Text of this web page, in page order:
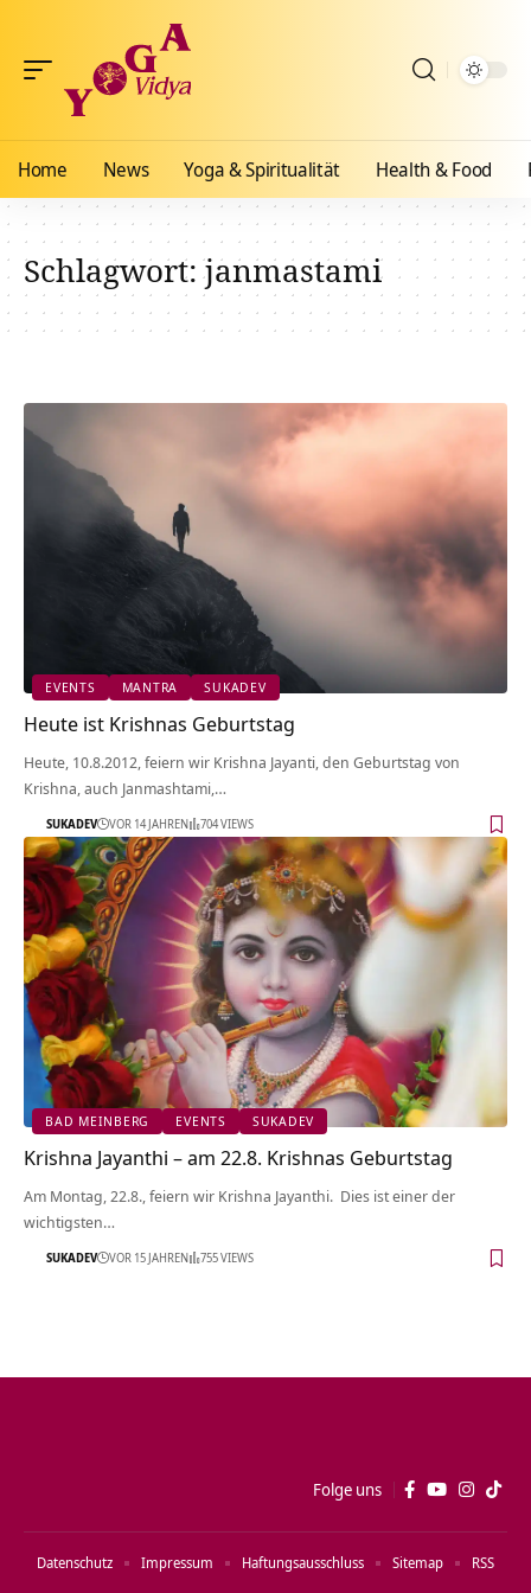
Home News Yoga & Spiritualität Health & Food
Schlagwort:janmastami
EVENTS MANTRA SUKADEV
Heute ist Krishnas Geburtstag
Heute, 10.8.2012, feiern wir Krishna Jayanti, den Geburtstag von
Krishna, auch Janmashtami,…
SUKADEV VOR 14 JAHREN 704 VIEWS
BAD MEINBERG EVENTS SUKADEV
Krishna Jayanthi – am 22.8. Krishnas Geburtstag
Am Montag, 22.8., feiern wir Krishna Jayanthi. Dies ist einer der
wichtigsten…
SUKADEV VOR 15 JAHREN 755 VIEWS
Folge uns
Datenschutz Impressum Haftungsausschluss Sitemap RSS